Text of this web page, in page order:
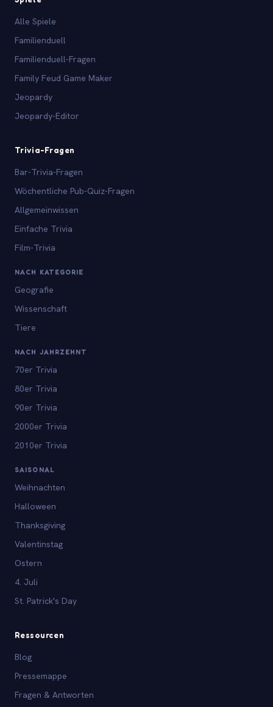
Alle Spiele
Familienduell
Familienduell-Fragen
Family Feud Game Maker
Jeopardy
Jeopardy-Editor
Trivia-Fragen
Bar-Trivia-Fragen
Wöchentliche Pub-Quiz-Fragen
Allgemeinwissen
Einfache Trivia
Film-Trivia
NACH KATEGORIE
Geografie
Wissenschaft
Tiere
NACH JAHRZEHNT
70er Trivia
80er Trivia
90er Trivia
2000er Trivia
2010er Trivia
SAISONAL
Weihnachten
Halloween
Thanksgiving
Valentinstag
Ostern
4. Juli
St. Patrick's Day
Ressourcen
Blog
Pressemappe
Fragen & Antworten